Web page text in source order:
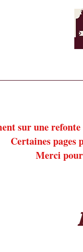
sur une
Certaines pages
Merci